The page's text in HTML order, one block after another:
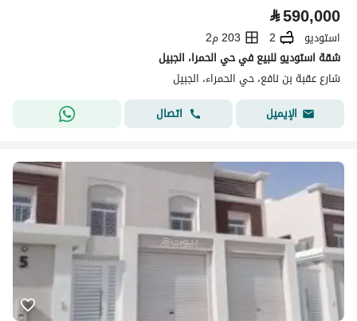
⃁590,000
استوديو 2
203 م2
شقة استوديو للبيع في حي الحمرا، الجبيل
شارع عقبة بن نافع، حي الحمراء، الجبيل
الإيميل
اتصال